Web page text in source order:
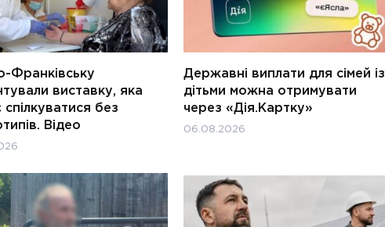
Франківську
виставку, яка
спілкуватися без
Відео
Державні виплати для сімей із
дітьми можна отримувати
через «Дія.Картку»
06.08.2026